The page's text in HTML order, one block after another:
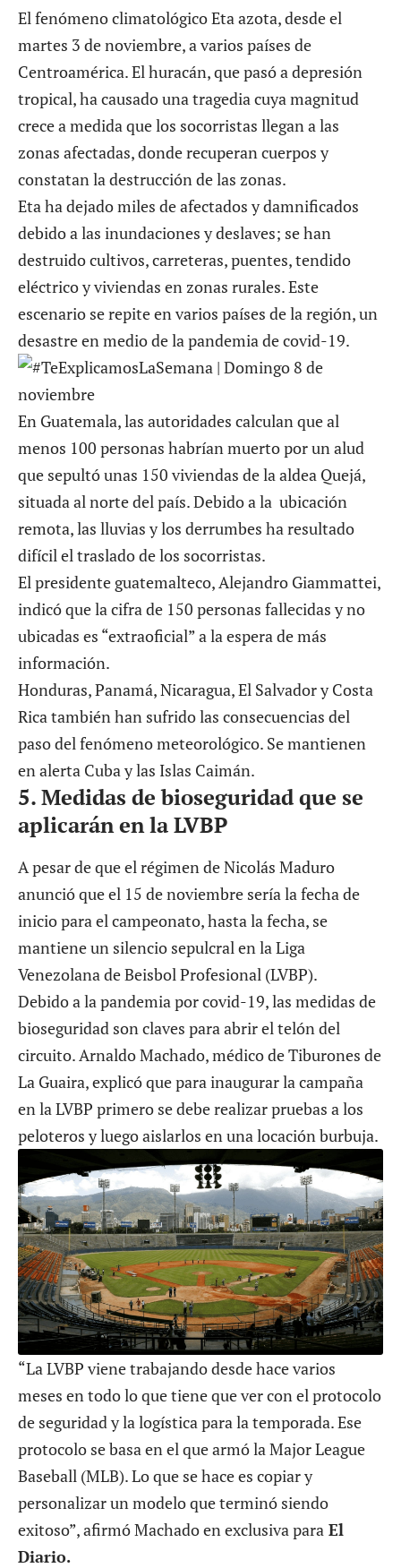
El fenómeno climatológico Eta azota, desde el
martes 3 de noviembre, a varios países de
Centroamérica. El huracán, que pasó a depresión
tropical, ha causado una tragedia cuya magnitud
crece a medida que los socorristas llegan a las
zonas afectadas, donde recuperan cuerpos y
constatan la destrucción de las zonas.
Eta ha dejado miles de afectados y damnificados
debido a las inundaciones y deslaves; se han
destruido cultivos, carreteras, puentes, tendido
eléctrico y viviendas en zonas rurales. Este
escenario se repite en varios países de la región, un
desastre en medio de la pandemia de covid-19.
En Guatemala, las autoridades calculan que al
menos 100 personas habrían muerto por un alud
que sepultó unas 150 viviendas de la aldea Quejá,
situada al norte del país. Debido a la ubicación
remota, las lluvias y los derrumbes ha resultado
difícil el traslado de los socorristas.
El presidente guatemalteco, Alejandro Giammattei,
indicó que la cifra de 150 personas fallecidas y no
ubicadas es “extraoficial” a la espera de más
información.
Honduras, Panamá, Nicaragua, El Salvador y Costa
Rica también han sufrido las consecuencias del
paso del fenómeno meteorológico. Se mantienen
en alerta Cuba y las Islas Caimán.
5.Medidas de bioseguridad que se
aplicarán en la LVBP
A pesar de que el régimen de Nicolás Maduro
anunció que el 15 de noviembre sería la fecha de
inicio para el campeonato, hasta la fecha, se
mantiene un silencio sepulcral en la Liga
Venezolana de Beisbol Profesional (LVBP).
Debido a la pandemia por covid-19, las medidas de
bioseguridad son claves para abrir el telón del
circuito.Arnaldo Machado, médico de Tiburones de
La Guaira, explicó que para inaugurar la campaña
en la LVBP primero se debe realizar pruebas a los
peloteros y luego aislarlos en una locación burbuja.
“La LVBP viene trabajando desde hace varios
meses en todo lo que tiene que ver con el protocolo
de seguridad y la logística para la temporada. Ese
protocolo se basa en el que armó la Major League
Baseball (MLB). Lo que se hace es copiar y
personalizar un modelo que terminó siendo
exitoso”, afirmó Machado en exclusiva para El
Diario.